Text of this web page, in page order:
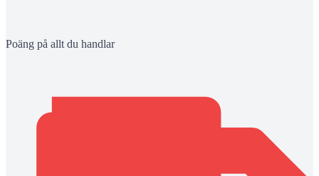
Poäng på allt du handlar